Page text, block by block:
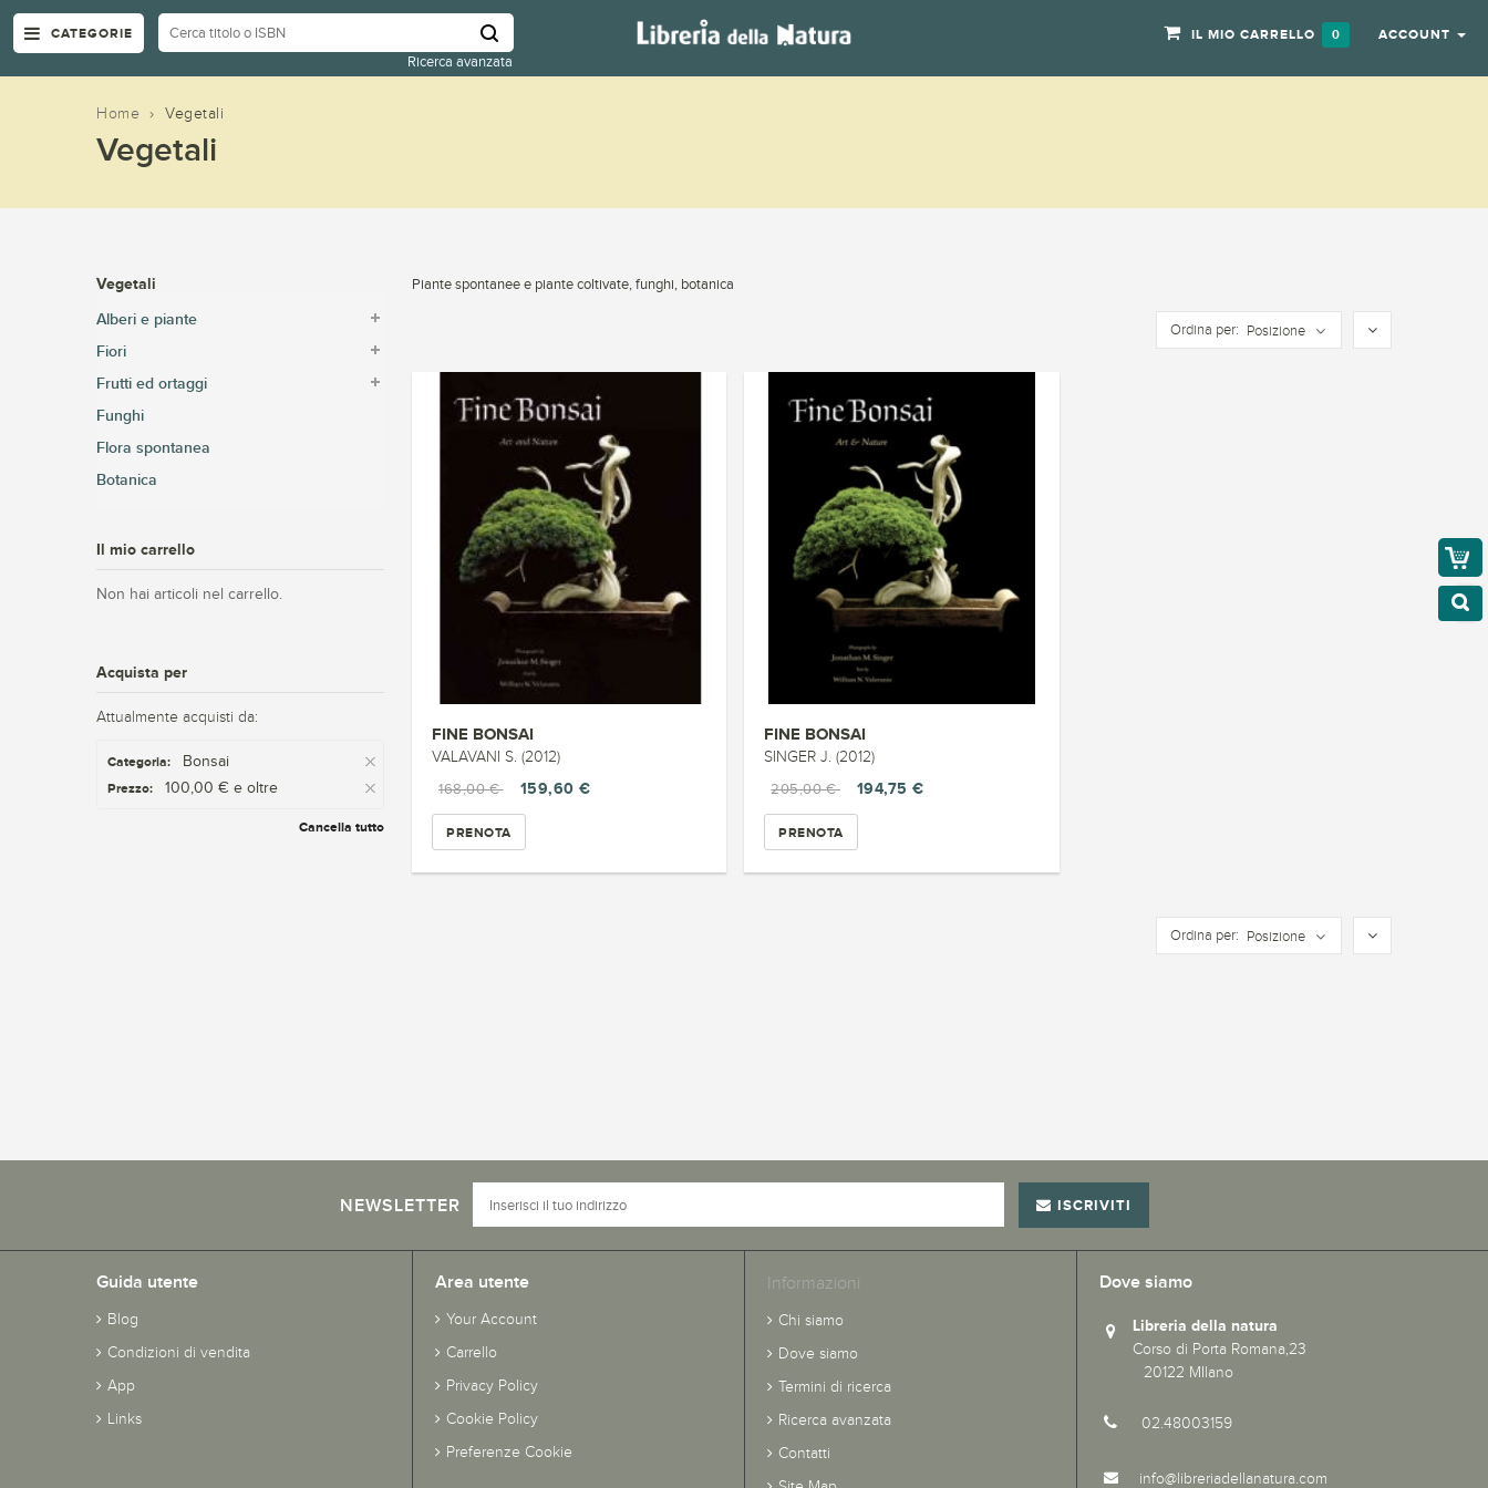
CATEGORIE
Ricerca avanzata
IL MIO CARRELLO 0 ACCOUNT
Home › Vegetali
Vegetali
Piante spontanee e piante coltivate, funghi, botanica
Ordina per: Posizione
FINE BONSAI
VALAVANI S. (2012)
168,00 €
159,60 €
PRENOTA
FINE BONSAI
SINGER J. (2012)
205,00 €
194,75 €
PRENOTA
Ordina per: Posizione
Vegetali
Alberi e piante
Fiori
Frutti ed ortaggi
Funghi
Flora spontanea
Botanica
Il mio carrello
Non hai articoli nel carrello.
Acquista per
Attualmente acquisti da:
Categoria: Bonsai
Prezzo: 100,00 € e oltre
Cancella tutto
NEWSLETTER ISCRIVITI
Guida utente
Blog
Condizioni di vendita
App
Links
Area utente
Your Account
Carrello
Privacy Policy
Cookie Policy
Preferenze Cookie
Informazioni
Chi siamo
Dove siamo
Termini di ricerca
Ricerca avanzata
Contatti
Dove siamo
Libreria della natura
Corso di Porta Romana,23
20122 MIlano
02.48003159
info@libreriadellanatura.com